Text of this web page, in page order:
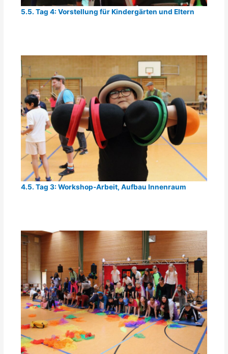
5.5. Tag 4: Vorstellung für Kindergärten und Eltern
4.5. Tag 3: Workshop-Arbeit, Aufbau Innenraum